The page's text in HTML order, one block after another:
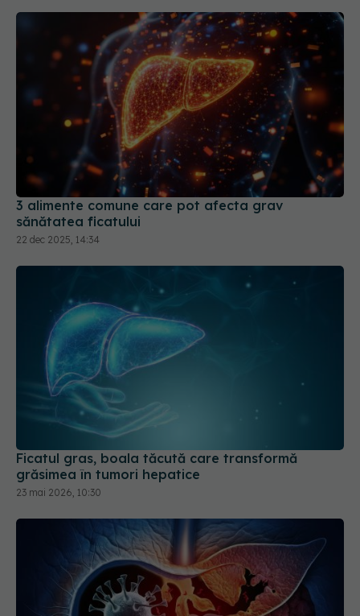
3 alimente comune care pot afecta grav
sănătatea ficatului
22 dec 2025, 14:34
Ficatul gras, boala tăcută care transformă
grăsimea în tumori hepatice
23 mai 2026, 10:30